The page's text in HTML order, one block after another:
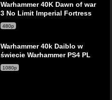
Warhammer 40K Dawn of war
3 No Limit Imperial Fortress
480p
Warhammer 40k Daiblo w
świecie Warhammer PS4 PL
1080p